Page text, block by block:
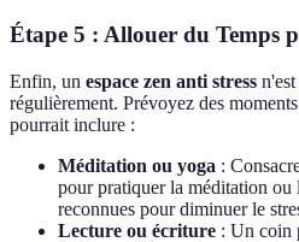
Étape 5 : Allouer du Temps
Enfin, un espace zen anti stress
régulièrement. Prévoyez des
pourrait inclure :
Méditation ou yoga :
pour pratiquer la méditation ou
reconnues pour diminuer le
Lecture ou écriture : Un coin